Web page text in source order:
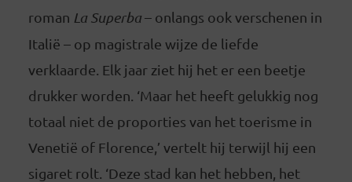
roman La Superba– onlangs ook verschenen in
Italië – op magistrale wijze de liefde
verklaarde. Elk jaar ziet hij het er een beetje
drukker worden. ‘Maar het heeft gelukkig nog
totaal niet de proporties van het toerisme in
Venetië of Florence,’ vertelt hij terwijl hij een
sigaret rolt. ‘Deze stad kan het hebben, het